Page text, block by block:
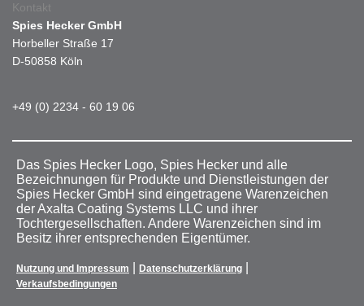
Kontakt
Spies Hecker GmbH
Horbeller Straße 17
D-50858 Köln
+49 (0) 2234 - 60 19 06
Das Spies Hecker Logo, Spies Hecker und alle
Bezeichnungen für Produkte und Dienstleistungen der
Spies Hecker GmbH sind eingetragene Warenzeichen
der Axalta Coating Systems LLC und ihrer
Tochtergesellschaften. Andere Warenzeichen sind im
Besitz ihrer entsprechenden Eigentümer.
Nutzung und Impressum Datenschutzerklärung
Verkaufsbedingungen